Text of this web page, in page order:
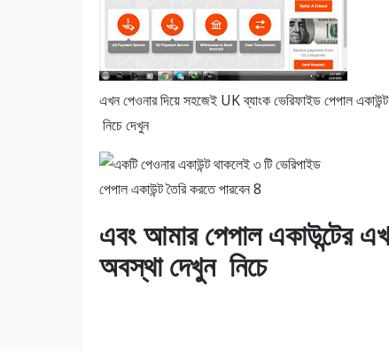
এখন পেওনার দিয়ে সহজেই UK ব্যাংক ভেরিফাইড পেপাল
নিচে দেখুন
এবং আমার পেপাল একাউন্টের
অবস্থা দেখুন নিচে